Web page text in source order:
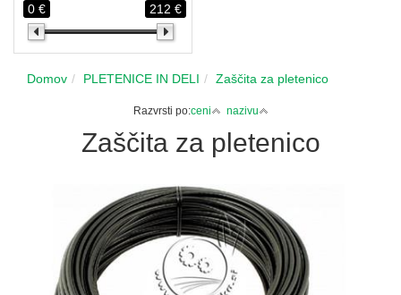
0 € 212 €
Domov PLETENICE IN DELI Zaščita za pletenico
Razvrsti po:ceni nazivu
Zaščita za pletenico